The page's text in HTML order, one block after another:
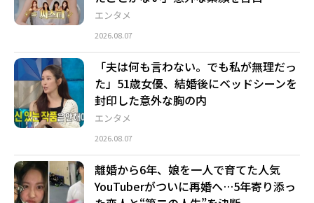
エンタメ
2026.08.07
エンタメ
「夫は何も言わない。でも私が無理だっ
た」51歳女優、結婚後にベッドシーンを
封印した意外な胸の内
2026.08.07
離婚から6年、娘を一人で育てた人気
YouTuberがついに再婚へ…5年寄り添っ